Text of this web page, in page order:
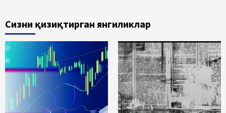
Сизни қизиқтирган янгиликлар